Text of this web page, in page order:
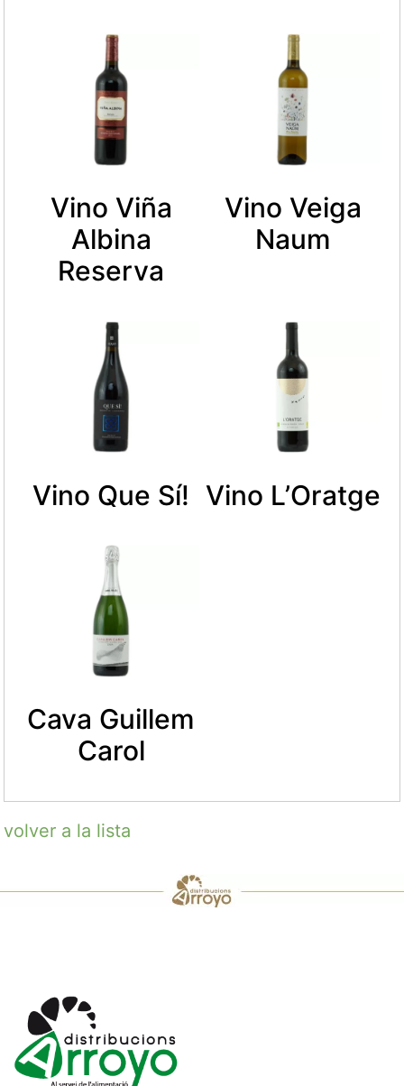
Vino Viña
Albina
Reserva
Vino Veiga
Naum
Vino Que Sí! Vino L’Oratge
Cava Guillem
Carol
volver a la lista